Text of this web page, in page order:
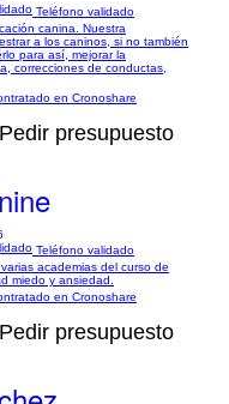
Teléfono validado
canina. Nuestra
a los caninos, si no también
para así, mejorar la
correcciones de conductas,
en Cronoshare
Pedir presupuesto
Teléfono validado
academias del curso de
miedo y ansiedad.
en Cronoshare
Pedir presupuesto